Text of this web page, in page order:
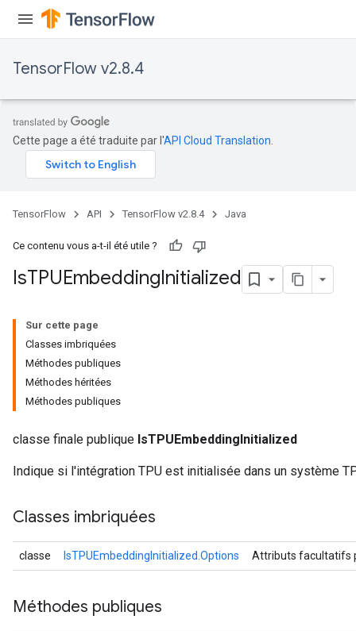
TensorFlow v2.8.4
Cette page a été traduite par l'API Cloud Translation
TensorFlow API TensorFlow v2.8.4 Java
Ce contenu vous a-t-il été utile ?
IsTPUEmbeddingInitialized
Sur cette page
Classes imbriquées
Méthodes publiques
Méthodes héritées
Méthodes publiques
classe finale publique IsTPUEmbeddingInitialized
Indique si l'intégration TPU est initialisée dans un système
Classes imbriquées
classe IsTPUEmbeddingInitialized.Options Attributs facultatifs
Méthodes publiques